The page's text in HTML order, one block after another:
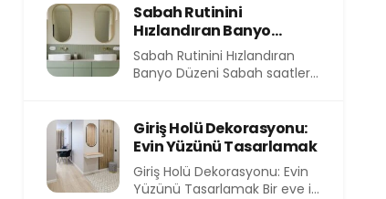
Sabah Rutinini
Hızlandıran Banyo
Düzeni
Sabah Rutinini Hızlandıran
Banyo Düzeni Sabah saatleri,
Giriş Holü Dekorasyonu:
Evin Yüzünü Tasarlamak
Giriş Holü Dekorasyonu: Evin
Yüzünü Tasarlamak Bir eve ilk